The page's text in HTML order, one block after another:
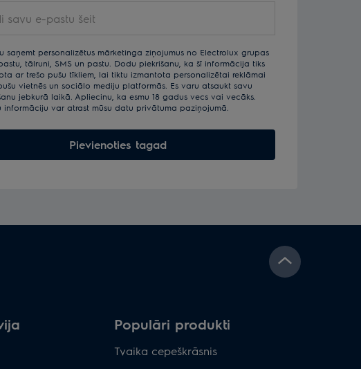
saņemt personalizētus mārketinga ziņojumus no Electrolux grupas
tālruni, SMS un pastu. Dodu piekrišanu, ka šī informācija tiks
ar trešo pušu tīkliem, lai tiktu izmantota personalizētai reklāmai
vietnēs un sociālo mediju platformās. Es varu atsaukt savu
jebkurā laikā. Apliecinu, ka esmu 18 gadus vecs vai vecāks.
informāciju var atrast mūsu datu privātuma paziņojumā.
Pievienoties tagad
Populāri produkti
Tvaika cepeškrāsnis